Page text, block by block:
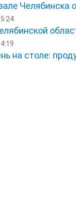
Челябинска
на столе: